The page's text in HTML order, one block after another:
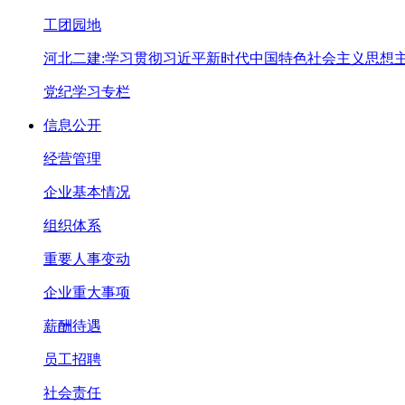
工团园地
河北二建:学习贯彻习近平新时代中国特色社会主义思想
党纪学习专栏
信息公开
经营管理
企业基本情况
组织体系
重要人事变动
企业重大事项
薪酬待遇
员工招聘
社会责任